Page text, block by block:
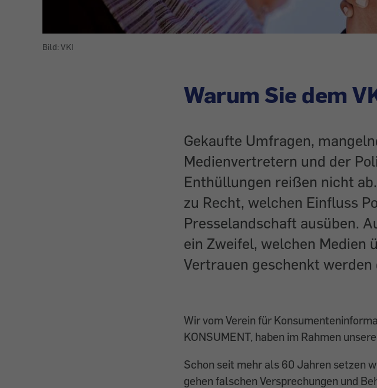
Bild: VKI
Warum Sie dem
Gekaufte Umfragen,
Medienvertretern und der
Enthüllungen reißen nicht
zu Recht, welchen Einfluss
Presselandschaft ausüben.
ein Zweifel, welchen Medien
Vertrauen geschenkt werden
Wir vom Verein für
KONSUMENT, haben im Rahmen
Schon seit mehr als 60 Jahren setzen
gehen falschen Versprechungen und